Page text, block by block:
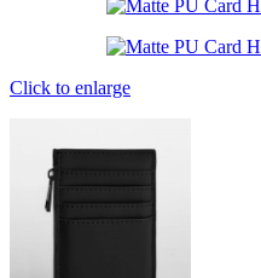
Click to enlarge